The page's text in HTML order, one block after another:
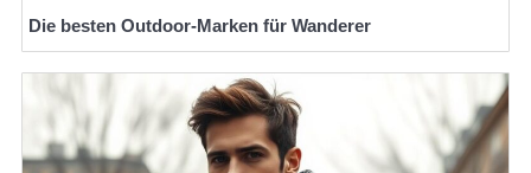
Die besten Outdoor-Marken für Wanderer